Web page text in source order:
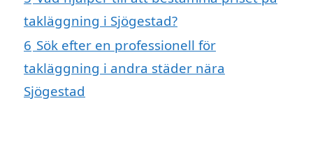
takläggning i Sjögestad?
6 Sök efter en professionell för
takläggning i andra städer nära
Sjögestad